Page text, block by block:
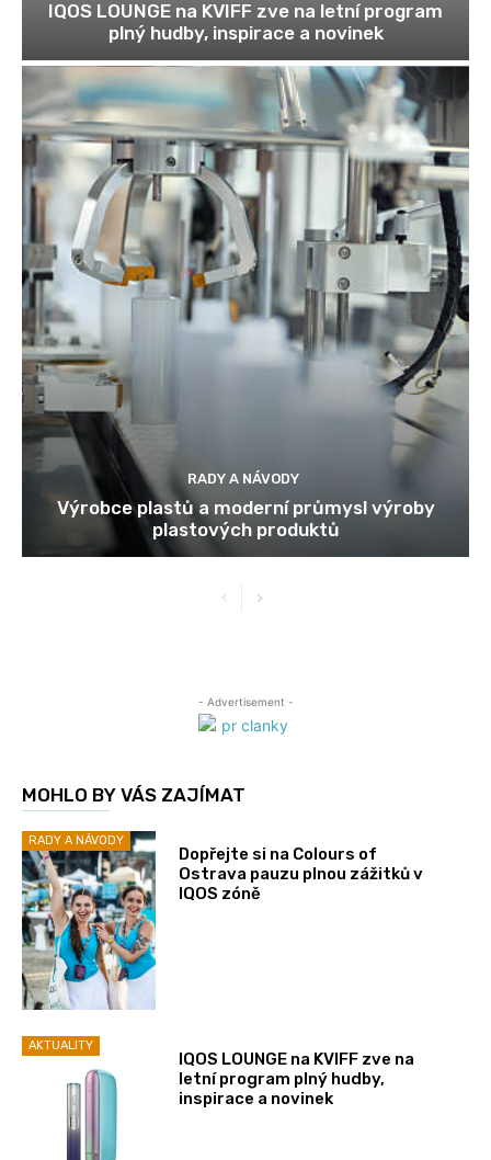
IQOS LOUNGE na KVIFF zve na letní program
plný hudby, inspirace a novinek
RADY A NÁVODY
Výrobce plastů a moderní průmysl výroby
plastových produktů
- Advertisement -
MOHLO BY VÁS ZAJÍMAT
RADY A NÁVODY
Dopřejte si na Colours of
Ostrava pauzu plnou zážitků v
IQOS zóně
AKTUALITY
IQOS LOUNGE na KVIFF zve na
letní program plný hudby,
inspirace a novinek